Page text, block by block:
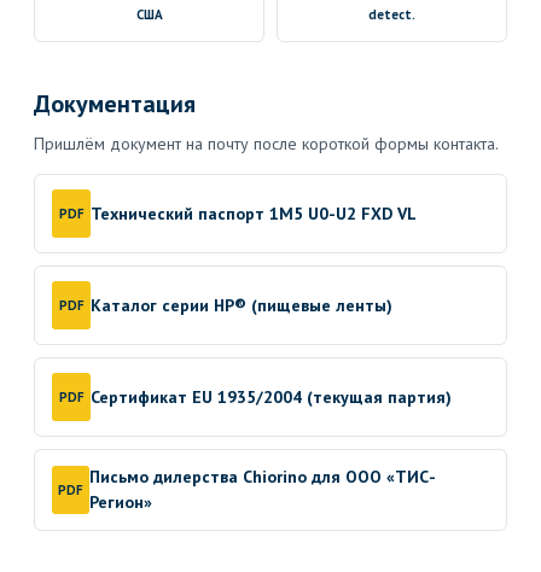
США detect.
Документация
Пришлём документ на почту после короткой формы контакта.
PDF Технический паспорт 1M5 U0-U2 FXD VL
PDF Каталог серии HP® (пищевые ленты)
PDF Сертификат EU 1935/2004 (текущая партия)
PDF
Письмо дилерства Chiorino для ООО «ТИС-
Регион»